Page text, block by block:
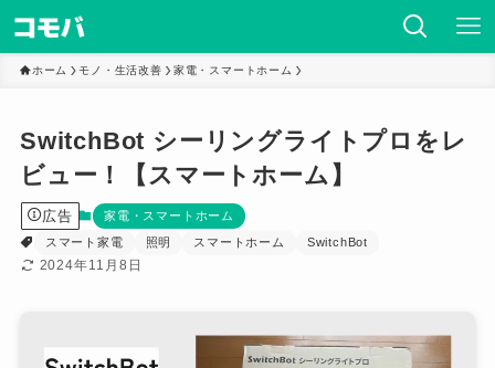
ホーム モノ・生活改善 家電・スマートホーム
SwitchBot シーリングライトプロをレ
ビュー！【スマートホーム】
広告
家電・スマートホーム
スマート家電
照明 スマートホーム SwitchBot
2024年11月8日